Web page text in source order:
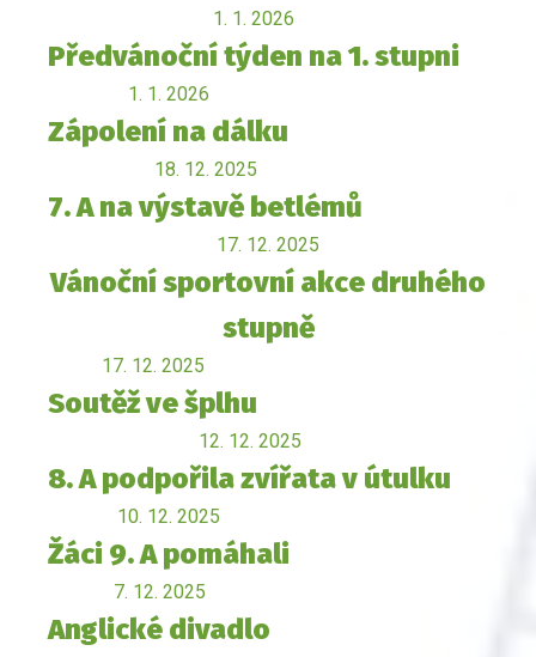
1. 1. 2026
Předvánoční týden na 1. stupni
1. 1. 2026
Zápolení na dálku
18. 12. 2025
7. A na výstavě betlémů
17. 12. 2025
Vánoční sportovní akce druhého
stupně
17. 12. 2025
Soutěž ve šplhu
12. 12. 2025
8. A podpořila zvířata v útulku
10. 12. 2025
Žáci 9. A pomáhali
7. 12. 2025
Anglické divadlo